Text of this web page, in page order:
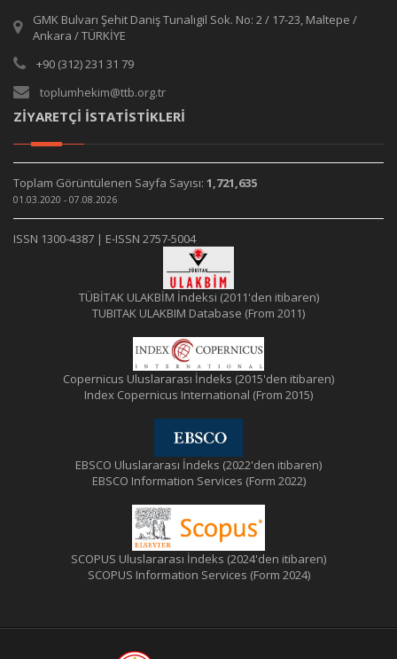
GMK Bulvarı Şehit Daniş Tunalıgil Sok. No: 2 / 17-23, Maltepe /
Ankara / TÜRKİYE
+90 (312) 231 31 79
toplumhekim@ttb.org.tr
ZİYARETÇİ İSTATİSTİKLERİ
Toplam Görüntülenen Sayfa Sayısı: 1,721,635
01.03.2020 - 07.08.2026
ISSN 1300-4387 | E-ISSN 2757-5004
TÜBİTAK ULAKBİM İndeksi (2011'den itibaren)
TUBITAK ULAKBIM Database (From 2011)
Copernicus Uluslararası İndeks (2015'den itibaren)
Index Copernicus International (From 2015)
EBSCO Uluslararası İndeks (2022'den itibaren)
EBSCO Information Services (Form 2022)
SCOPUS Uluslararası İndeks (2024'den itibaren)
SCOPUS Information Services (Form 2024)